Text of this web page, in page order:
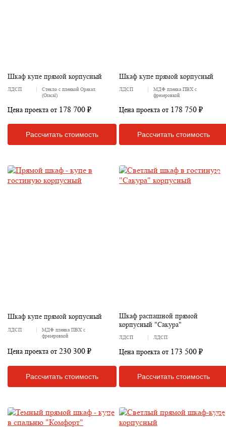
Шкаф купе прямой корпусный
ЛДСП
Стекло с пленкой Оракал
(Oracal)
Цена проекта от 178 700 ₽
Рассчитать стоимость
Шкаф купе прямой корпусный
ЛДСП
МДФ пленка ПВХ с
фрезеровкой
Цена проекта от 178 750 ₽
Рассчитать стоимость
Шкаф купе прямой корпусный
ЛДСП
МДФ пленка ПВХ с
фрезеровкой
Цена проекта от 230 300 ₽
Рассчитать стоимость
Шкаф распашной прямой
корпусный "Сакура"
ЛДСП ЛДСП
Цена проекта от 173 500 ₽
Рассчитать стоимость